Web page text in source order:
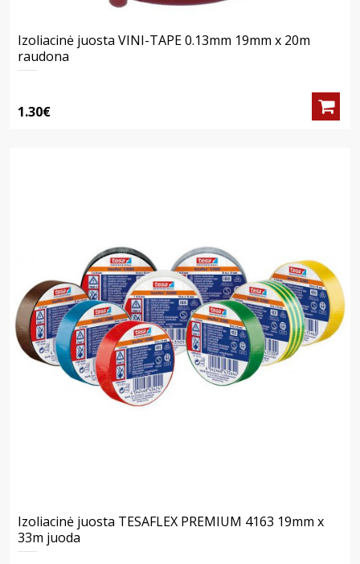
Izoliacinė juosta VINI-TAPE 0.13mm 19mm x 20m
raudona
1.30€
Izoliacinė juosta TESAFLEX PREMIUM 4163 19mm x
33m juoda